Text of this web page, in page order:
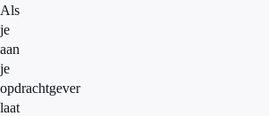
Als
je
aan
je
opdrachtgever
laat